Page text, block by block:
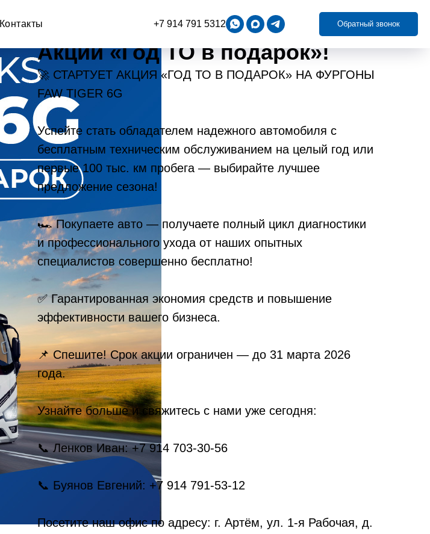
Контакты +7 914 791 5312 Обратный звонок
Акции «Год ТО в подарок»!
🚀 СТАРТУЕТ АКЦИЯ «ГОД ТО В ПОДАРОК» НА ФУРГОНЫ
FAW TIGER 6G
Успейте стать обладателем надежного автомобиля с
бесплатным техническим обслуживанием на целый год или
первые 100 тыс. км пробега — выбирайте лучшее
предложение сезона!
🏎 Покупаете авто — получаете полный цикл диагностики
и профессионального ухода от наших опытных
специалистов совершенно бесплатно!
✅ Гарантированная экономия средств и повышение
эффективности вашего бизнеса.
📌 Спешите! Срок акции ограничен — до 31 марта 2026
года.
Узнайте больше и свяжитесь с нами уже сегодня:
📞 Ленков Иван: +7 914 703-30-56
📞 Буянов Евгений: +7 914 791-53-12
Посетите наш офис по адресу: г. Артём, ул. 1-я Рабочая, д.